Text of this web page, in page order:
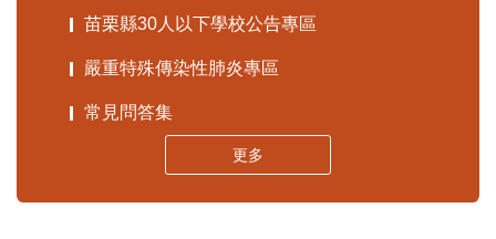
苗栗縣30人以下學校公告專區
嚴重特殊傳染性肺炎專區
常見問答集
更多